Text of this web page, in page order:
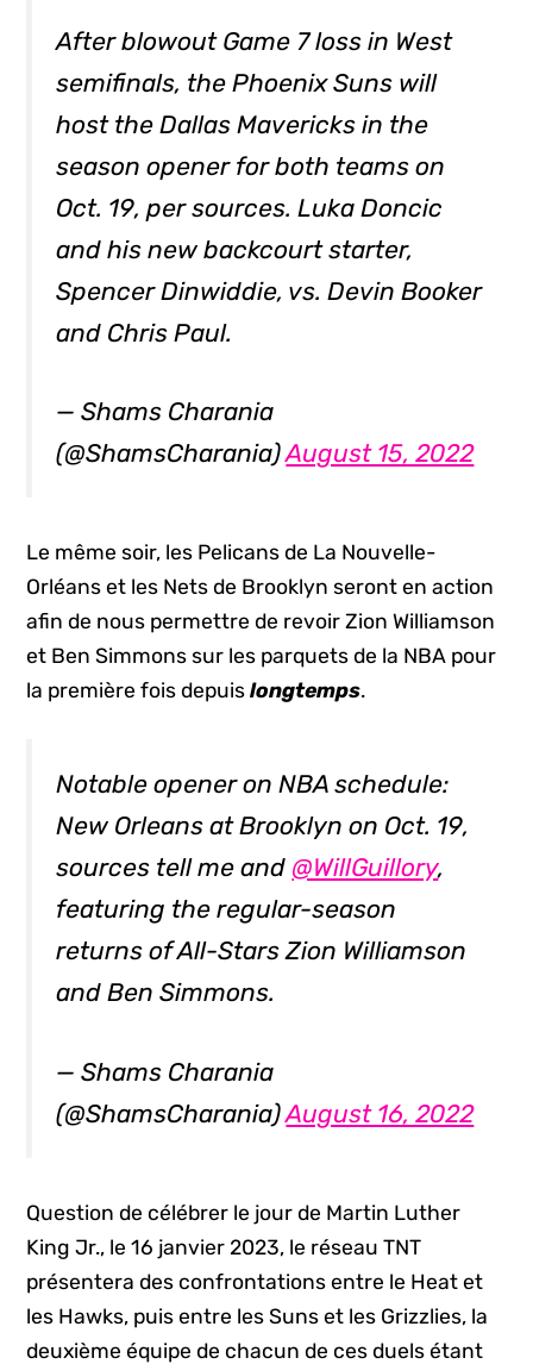
After blowout Game 7 loss in West
semifinals, the Phoenix Suns will
host the Dallas Mavericks in the
season opener for both teams on
Oct. 19, per sources. Luka Doncic
and his new backcourt starter,
Spencer Dinwiddie, vs. Devin Booker
and Chris Paul.
— Shams Charania
(@ShamsCharania)August 15, 2022
Le même soir, les Pelicans de La Nouvelle-
Orléans et les Nets de Brooklyn seront en action
afin de nous permettre de revoir Zion Williamson
et Ben Simmons sur les parquets de la NBA pour
la première fois depuislongtemps.
Notable opener on NBA schedule:
New Orleans at Brooklyn on Oct. 19,
sources tell me and @WillGuillory,
featuring the regular-season
returns of All-Stars Zion Williamson
and Ben Simmons.
— Shams Charania
(@ShamsCharania)August 16, 2022
Question de célébrer le jour de Martin Luther
King Jr., le 16 janvier 2023, le réseau TNT
présentera des confrontations entre le Heat et
les Hawks, puis entre les Suns et les Grizzlies, la
deuxième équipe de chacun de ces duels étant